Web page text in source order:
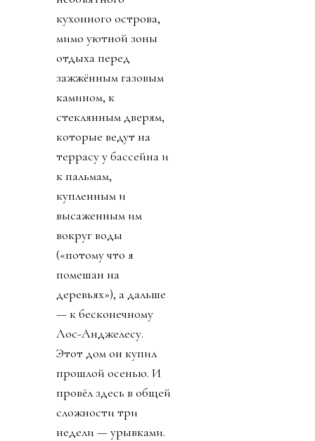
кухонного острова,
мимо уютной зоны
отдыха перед
зажжённым газовым
камином, к
стеклянным дверям,
которые ведут на
террасу у бассейна и
к пальмам,
купленным и
высаженным им
вокруг воды
(«потому что я
помешан на
деревьях»), а дальше
— к бесконечному
Лос-Анджелесу.
Этот дом он купил
прошлой осенью. И
провёл здесь в общей
сложности три
недели — урывками.